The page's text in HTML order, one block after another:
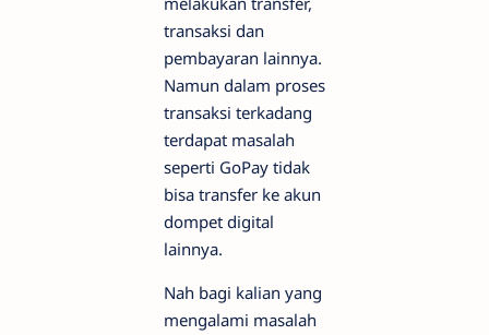
transaksi dan
pembayaran lainnya.
Namun dalam proses
transaksi terkadang
terdapat masalah
seperti GoPay tidak
bisa transfer ke akun
dompet digital
lainnya.
Nah bagi kalian yang
mengalami masalah